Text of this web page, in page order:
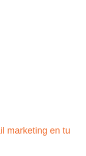
marketing en tu